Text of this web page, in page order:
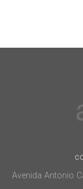
Avenida Antonio